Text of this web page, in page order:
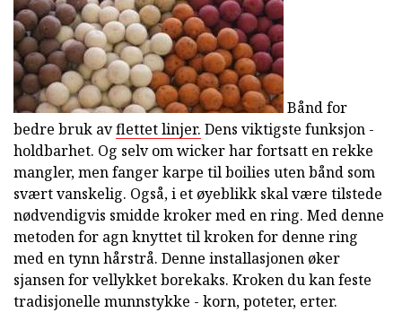
Bånd for
bedre bruk avflettet linjer. Dens viktigste funksjon -
holdbarhet. Og selv om wicker har fortsatt en rekke
mangler, men fanger karpe til boilies uten bånd som
svært vanskelig. Også, i et øyeblikk skal være tilstede
nødvendigvis smidde kroker med en ring. Med denne
metoden for agn knyttet til kroken for denne ring
med en tynn hårstrå. Denne installasjonen øker
sjansen for vellykket borekaks. Kroken du kan feste
tradisjonelle munnstykke - korn, poteter, erter.